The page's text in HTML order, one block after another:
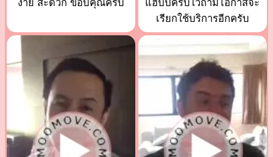
ง่าย สะดวก ขอบคุณครับ
แฮปปี้ครับไว้ถ้ามีโอกาสจะ
เรียกใช้บริการอีกครับ